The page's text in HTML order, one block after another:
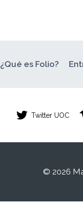
¿Qué es Folio?
Twitter UOC
© 2026